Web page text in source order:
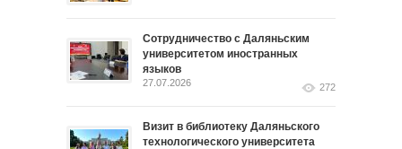
Сотрудничество с Даляньским
университетом иностранных
языков
27.07.2026 272
Визит в библиотеку Даляньского
технологического университета